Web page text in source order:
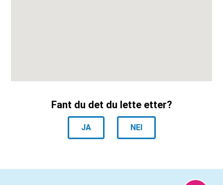
Fant du det du lette etter?
JA NEI